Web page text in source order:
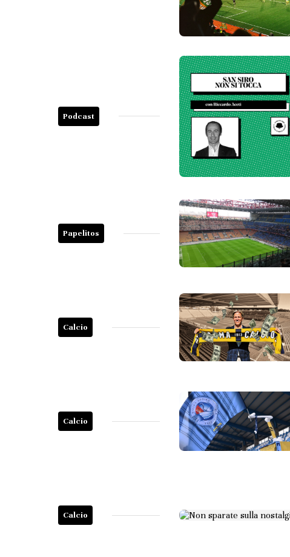
Podcast
Papelitos
Calcio
Calcio
Calcio